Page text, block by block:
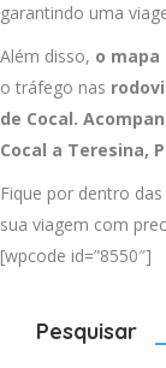
garantindo uma
Além disso, o
o tráfego nas
de Cocal.
Cocal a Teresina,
Fique por dentro das
sua viagem com
[wpcode id=”8550″]
Pesquisar